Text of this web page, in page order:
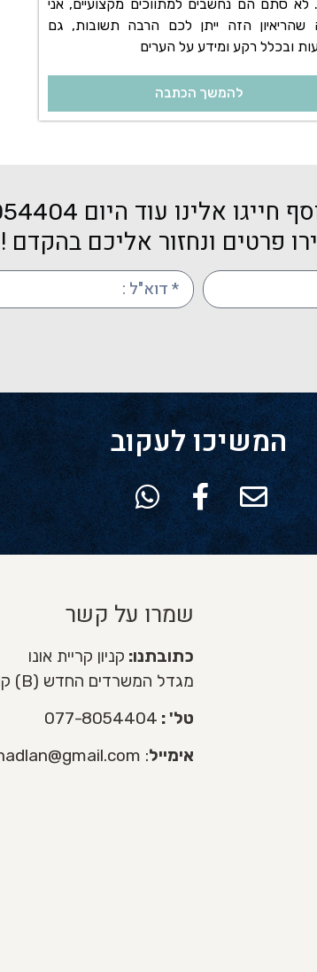
לא סתם הם נחשבים למתווכים מקצועיים, אני
שהריאיון הזה ייתן לכם הרבה תשובות, גם
ובכלל רקע ומידע על הערים
להמשך הכתבה
חייגו אלינו עוד היום
פרטים ונחזור אליכם בהקדם !
המשיכו לעקוב
שמרו על קשר
כתובתנו: קניון קריית אונו
מגדל המשרדים החדש (B) קומה 3
טל' : 077-8054404
אימייל: